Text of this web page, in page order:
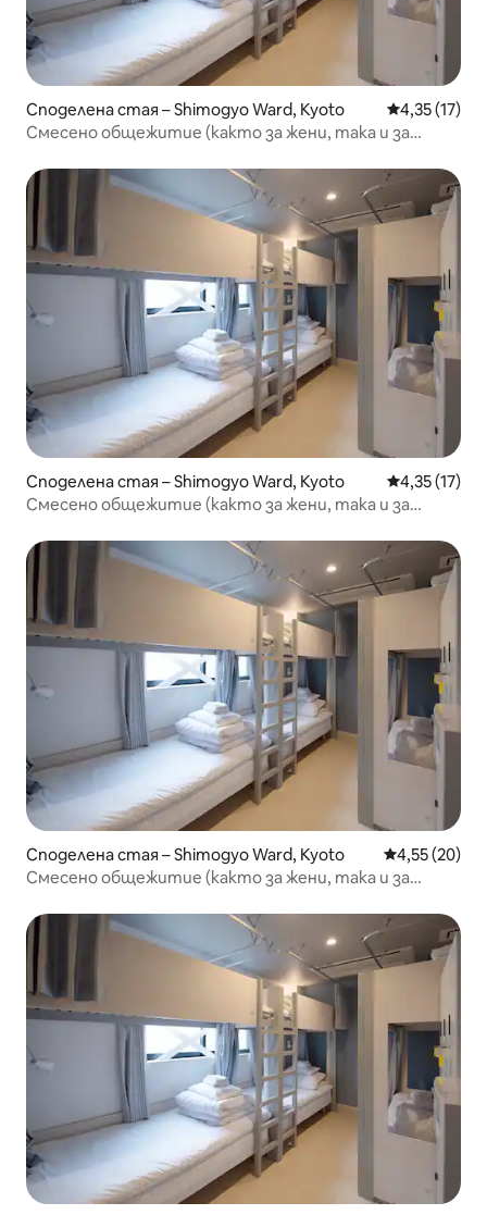
Споделена стая – Shimogyo Ward, Kyoto Средна
4,35 (17)
Смесено общежитие (както за жени, така и за
Споделена стая – Shimogyo Ward, Kyoto Средна
4,35 (17)
Смесено общежитие (както за жени, така и за
Споделена стая – Shimogyo Ward, Kyoto Средна
4,55 (20)
Смесено общежитие (както за жени, така и за